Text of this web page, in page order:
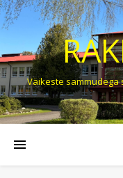
Väikeste sammudega